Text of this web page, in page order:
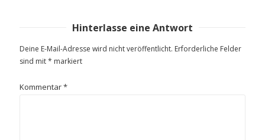
Hinterlasse eine Antwort
Deine E-Mail-Adresse wird nicht veröffentlicht. Erforderliche Felder
sind mit* markiert
Kommentar*